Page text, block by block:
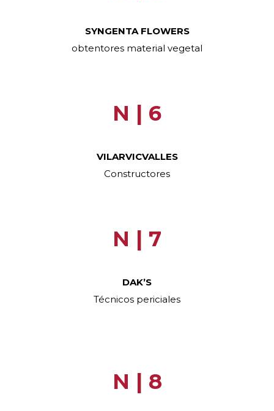
SYNGENTA FLOWERS
obtentores material vegetal
N | 6
VILARVICVALLES
Constructores
N | 7
DAK’S
Técnicos periciales
N | 8